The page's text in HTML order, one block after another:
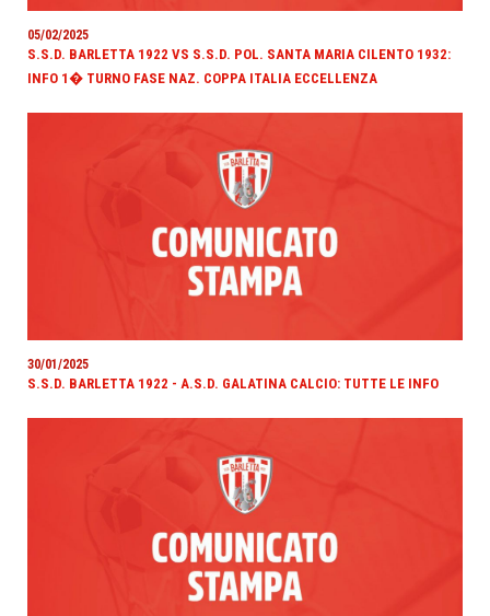
05/02/2025
S.S.D. BARLETTA 1922 VS S.S.D. POL. SANTA MARIA CILENTO 1932:
INFO 1� TURNO FASE NAZ. COPPA ITALIA ECCELLENZA
30/01/2025
S.S.D. BARLETTA 1922 - A.S.D. GALATINA CALCIO: TUTTE LE INFO